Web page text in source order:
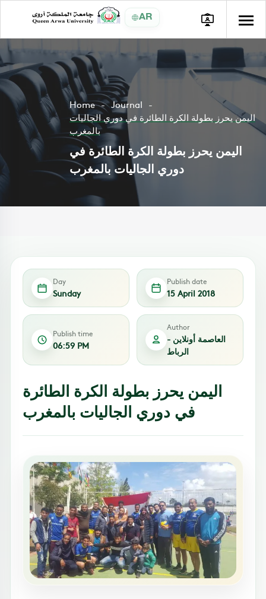
AR
Home
Journal
اليمن يحرز بطولة الكرة الطائرة في دوري الجاليات
بالمغرب
اليمن يحرز بطولة الكرة الطائرة في
دوري الجاليات بالمغرب
Day
Sunday
Publish date
15 April 2018
Publish time
06:59 PM
Author
العاصمة أونلاين -
الرباط
اليمن يحرز بطولة الكرة الطائرة
في دوري الجاليات بالمغرب